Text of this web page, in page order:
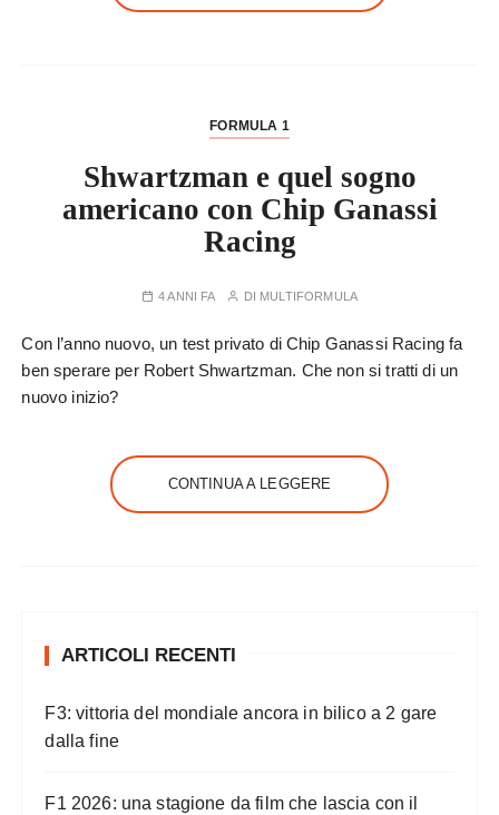
FORMULA 1
Shwartzman e quel sogno
americano con Chip Ganassi
Racing
4 ANNI FA DI MULTIFORMULA
Con l’anno nuovo, un test privato di Chip Ganassi Racing fa
ben sperare per Robert Shwartzman. Che non si tratti di un
nuovo inizio?
CONTINUA A LEGGERE
ARTICOLI RECENTI
F3: vittoria del mondiale ancora in bilico a 2 gare
dalla fine
F1 2026: una stagione da film che lascia con il